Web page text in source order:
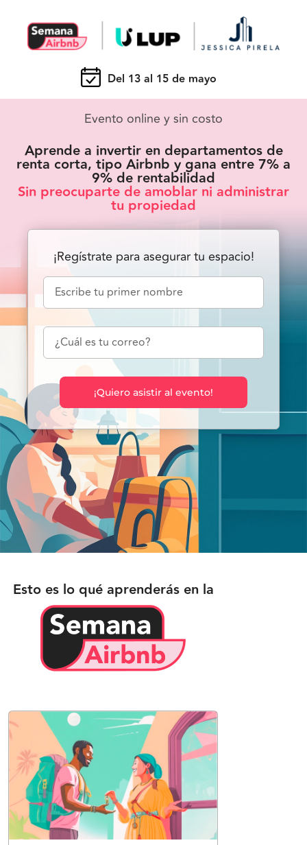
Del 13 al 15 de mayo
Evento online y sin costo
Aprende a invertir en departamentos de
renta corta, tipo Airbnb y gana entre 7% a
9% de rentabilidad
Sin preocuparte de amoblar ni administrar
tu propiedad
¡Regístrate para asegurar tu espacio!
¡Quiero asistir al evento!
Esto es lo qué aprenderás en la